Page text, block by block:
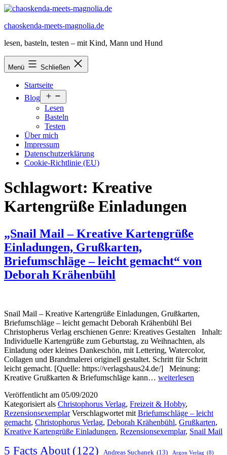
Zum
springen
chaoskenda-meets-magnolia.de
lesen, basteln, testen – mit Kind, Mann und Hund
Menü Schließen
Startseite
Blog
öffnen
Lesen
Basteln
Testen
Über mich
Impressum
Datenschutzerklärung
Cookie-Richtlinie (EU)
Schlagwort: Kreative
Kartengrüße Einladungen
„Snail Mail – Kreative Kartengrüße
Einladungen, Grußkarten,
Briefumschläge – leicht gemacht“ von
Deborah Krähenbühl
Snail Mail – Kreative Kartengrüße Einladungen, Grußkarten,
Briefumschläge – leicht gemacht Deborah Krähenbühl Bei
Christopherus Verlag erschienen Genre: Kreatives Gestalten Inhalt:
Individuelle Kartengrüße zum Geburtstag, zu Weihnachten, als
Einladung oder kleines Dankeschön, mit Lettering, Watercolor,
Collagen und Brandmalerei originell gestaltet. Schritt für Schritt
leicht gemacht. [Quelle: https://verlagshaus24.de/] Meinung:
Kreative Grußkarten & Briefumschläge kann… „Snail
Kreative
Kartengrüße
Einladungen,
Grußkarten,
–
weiterlesen
Veröffentlicht am 05/09/2020
Kategorisiert als Christophorus Verlag, Freizeit & Hobby,
Rezensionsexemplar Verschlagwortet mit Briefumschläge – leicht
gemacht, Christophorus Verlag, Deborah Krähenbühl, Grußkarten,
Kreative Kartengrüße Einladungen, Rezensionsexemplar, Snail Mail
5 Facts About (122) Andreas Suchanek (13) Argon Verlag (8)